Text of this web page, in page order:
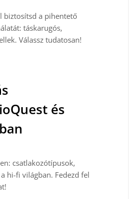
biztosítsd a pihentető
táskarugós,
Válassz tudatosan!
és
csatlakozótípusok,
hi-fi világban. Fedezd fel